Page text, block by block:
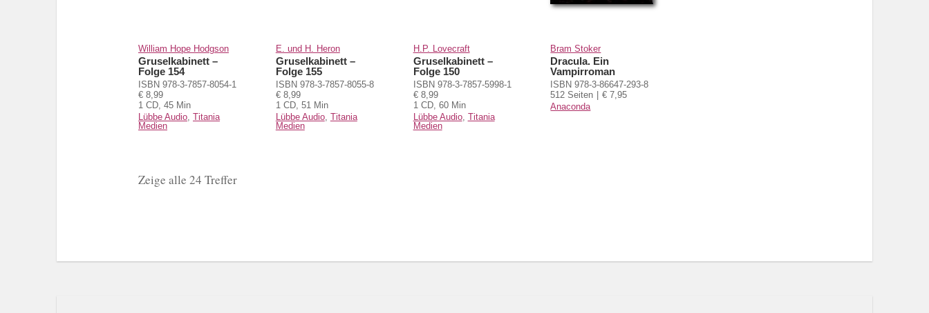
William Hope Hodgson
Gruselkabinett –
Folge 154
ISBN 978-3-7857-8054-1
€ 8,99
1 CD, 45 Min
Lübbe Audio Titania
Medien
E. und H. Heron
Gruselkabinett –
Folge 155
ISBN 978-3-7857-8055-8
€ 8,99
1 CD, 51 Min
Lübbe Audio, Titania
Medien
H.P. Lovecraft
Gruselkabinett –
Folge 150
ISBN 978-3-7857-5998-1
€ 8,99
1 CD, 60 Min
Lübbe Audio, Titania
Medien
Bram Stoker
Dracula. Ein
Vampirroman
ISBN 978-3-86647-293-8
512 Seiten
€ 7,95
Anaconda
Zeige alle 24 Treffer